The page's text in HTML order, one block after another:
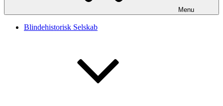
Menu
Blindehistorisk Selskab